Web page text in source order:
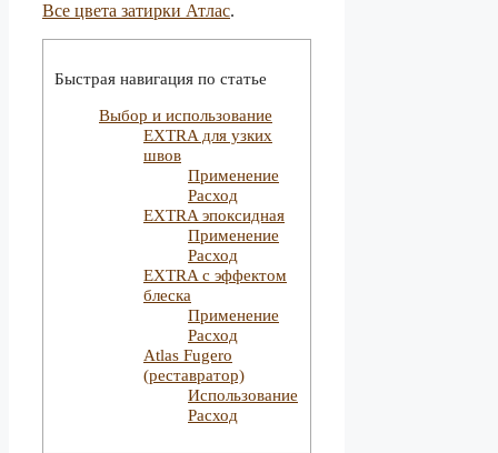
Все цвета затирки Атлас.
Быстрая навигация по статье
Выбор и использование
EXTRA для узких
швов
Применение
Расход
EXTRA эпоксидная
Применение
Расход
EXTRA c эффектом
блеска
Применение
Расход
Atlas Fugero
(реставратор)
Использование
Расход